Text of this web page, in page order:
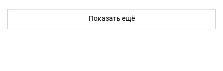
Показать ещё